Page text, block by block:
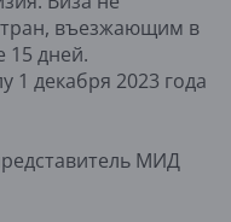
въезжающим в
15 дней.
1 декабря 2023 года
МИД